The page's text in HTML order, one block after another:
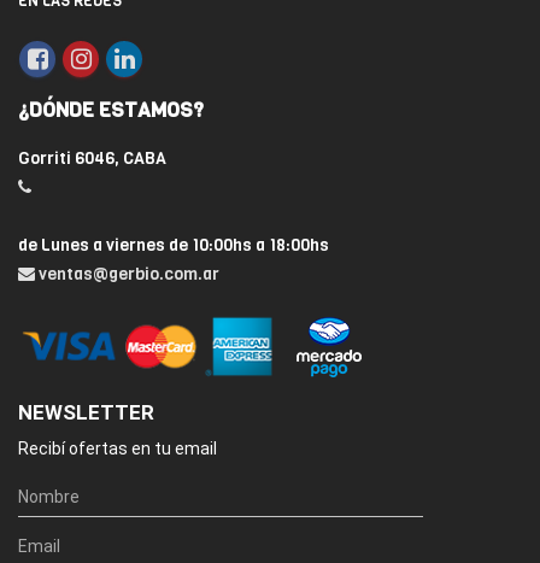
¿DÓNDE ESTAMOS?
Gorriti 6046, CABA
de Lunes a viernes de 10:00hs a 18:00hs
ventas@gerbio.com.ar
NEWSLETTER
Recibí ofertas en tu email